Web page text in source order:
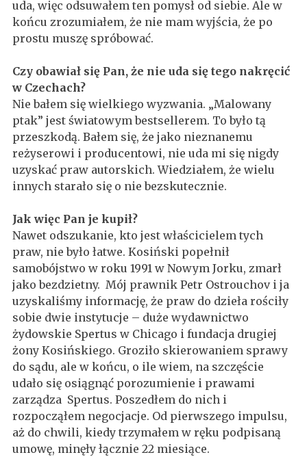
uda, więc odsuwałem ten pomysł od siebie. Ale w
końcu zrozumiałem, że nie mam wyjścia, że po
prostu muszę spróbować.
Czy obawiał się Pan, że nie uda się tego nakręcić
w Czechach?
Nie bałem się wielkiego wyzwania. „Malowany
ptak” jest światowym bestsellerem. To było tą
przeszkodą. Bałem się, że jako nieznanemu
reżyserowi i producentowi, nie uda mi się nigdy
uzyskać praw autorskich. Wiedziałem, że wielu
innych starało się o nie bezskutecznie.
Jak więc Pan je kupił?
Nawet odszukanie, kto jest właścicielem tych
praw, nie było łatwe. Kosiński popełnił
samobójstwo w roku 1991 w Nowym Jorku, zmarł
jako bezdzietny. Mój prawnik Petr Ostrouchov i ja
uzyskaliśmy informację, że praw do dzieła rościły
sobie dwie instytucje – duże wydawnictwo
żydowskie Spertus w Chicago i fundacja drugiej
żony Kosińskiego. Groziło skierowaniem sprawy
do sądu, ale w końcu, o ile wiem, na szczęście
udało się osiągnąć porozumienie i prawami
zarządza Spertus. Poszedłem do nich i
rozpocząłem negocjacje. Od pierwszego impulsu,
aż do chwili, kiedy trzymałem w ręku podpisaną
umowę, minęły łącznie 22 miesiące.